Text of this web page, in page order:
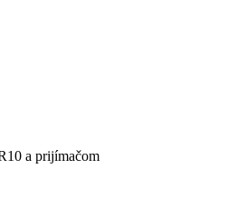
a prijímačom